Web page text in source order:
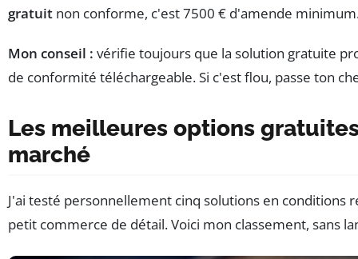
gratuit non conforme, c'est 7500 € d'amende
Mon conseil : vérifie toujours que la solution gratuite
de conformité téléchargeable. Si c'est flou, passe ton
Les meilleures options
marché
J'ai testé personnellement cinq solutions en conditions
petit commerce de détail. Voici mon classement, sans